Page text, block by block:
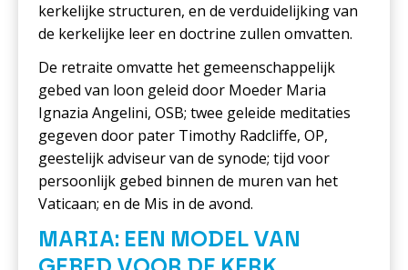
kerkelijke structuren, en de verduidelijking van
de kerkelijke leer en doctrine zullen omvatten.
De retraite omvatte het gemeenschappelijk
gebed van loon geleid door Moeder Maria
Ignazia Angelini, OSB; twee geleide meditaties
gegeven door pater Timothy Radcliffe, OP,
geestelijk adviseur van de synode; tijd voor
persoonlijk gebed binnen de muren van het
Vaticaan; en de Mis in de avond.
MARIA: EEN MODEL VAN